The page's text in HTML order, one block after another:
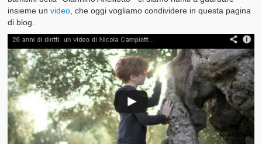
Statuto
I nostri Valori
Il Glossario del Cittadino
insieme unvideo , che oggi vogliamo condividere in questa pagina
di blog.